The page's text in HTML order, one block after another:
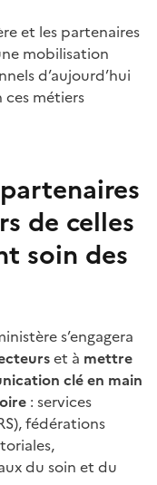
et les partenaires
mobilisation
d’aujourd’hui
métiers
de celles
soin des
s’engagera
et à mettre
clé en main
: services
fédérations
du soin et du